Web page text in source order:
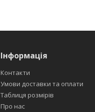
Інформація
Контакти
Умови доставки та оплати
Таблиця розмірів
Про нас